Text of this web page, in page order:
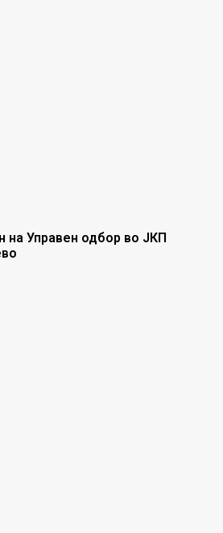
на Управен одбор во ЈКП